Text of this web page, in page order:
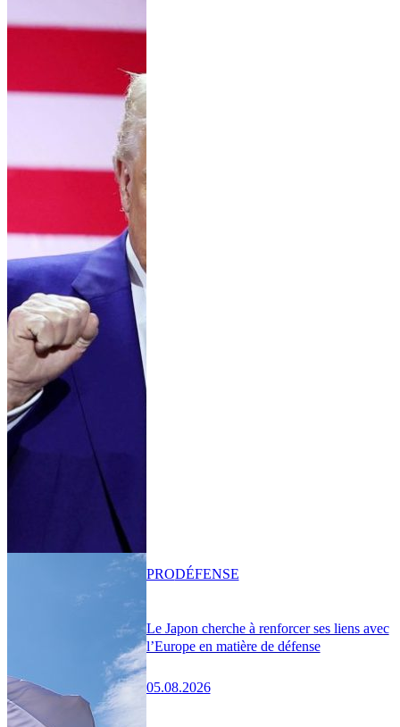
Le Japon cherche à renforcer ses liens avec
l’Europe en matière de défense
05.08.2026
PRODÉFENSE